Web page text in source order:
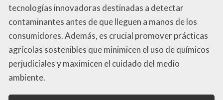
tecnologías innovadoras destinadas a detectar
contaminantes antes de que lleguen a manos de los
consumidores. Además, es crucial promover prácticas
agrícolas sostenibles que minimicen el uso de químicos
perjudiciales y maximicen el cuidado del medio
ambiente.